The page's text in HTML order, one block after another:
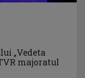
„Vedeta
majoratul